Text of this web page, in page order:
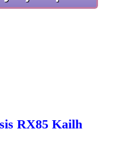
RX85 Kailh